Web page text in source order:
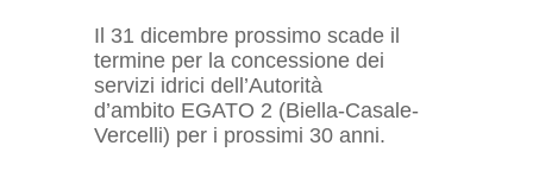
Il 31 dicembre prossimo scade il
termine per la concessione dei
servizi idrici dell’Autorità
d’ambito EGATO 2 (Biella-Casale-
Vercelli) per i prossimi 30 anni.